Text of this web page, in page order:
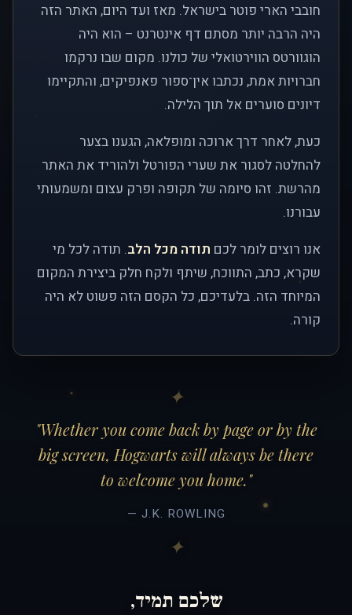
חובבי הארי פוטר בישראל. מאז ועד היום, האתר הזה
היה הרבה יותר מסתם דף אינטרנט – הוא היה
הוגוורטס הווירטואלי של כולנו. מקום שבו נרקמו
חברויות אמת, נכתבו אין־ספור פאנפיקים, והתקיימו
דיונים סוערים אל תוך הלילה.
כעת, לאחר דרך ארוכה ומופלאה, הגענו בצער
להחלטה לסגור את שערי הפורטל ולהוריד את האתר
מהרשת. זהו סיומה של תקופה ופרק עצום ומשמעותי
עבורנו.
אנו רוצים לומר לכם תודה מכל הלב. תודה לכל מי
שקרא, כתב, התווכח, שיתף ולקח חלק ביצירת המקום
המיוחד הזה. בלעדיכם, כל הקסם הזה פשוט לא היה
קורה.
"Whether you come back by page or by the
big screen, Hogwarts will always be there
to welcome you home."
— J.K. ROWLING
שלכם תמיד,